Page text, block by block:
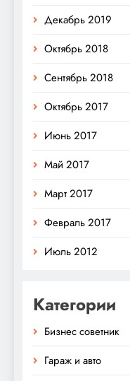
Декабрь 2019
Октябрь 2018
Сентябрь 2018
Октябрь 2017
Июнь 2017
Май 2017
Март 2017
Февраль 2017
Июль 2012
Категории
Бизнес советник
Гараж и авто